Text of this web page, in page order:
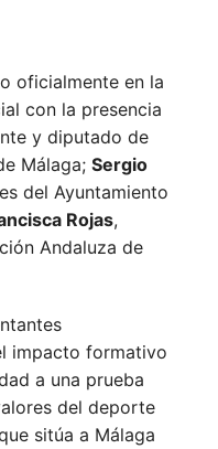
oficialmente en la
con la presencia
y diputado de
Málaga; Sergio
del Ayuntamiento
Rojas,
Andaluza de
impacto formativo
a una prueba
del deporte
sitúa a Málaga